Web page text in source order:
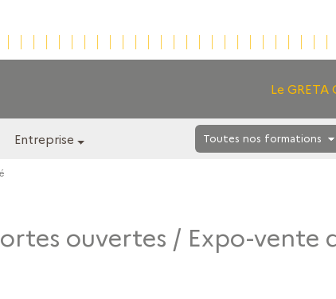
Le GRETA
Entreprise Toutes nos formations
ouvertes / Expo-vente